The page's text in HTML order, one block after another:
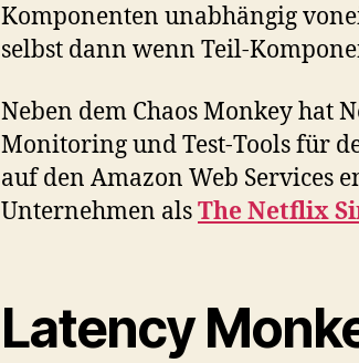
Komponenten unabhängig
selbst dann wenn Teil-
Neben dem Chaos Monkey hat
Monitoring und Test-Tools für
auf den Amazon Web Services
Unternehmen alsThe Netflix
Latency